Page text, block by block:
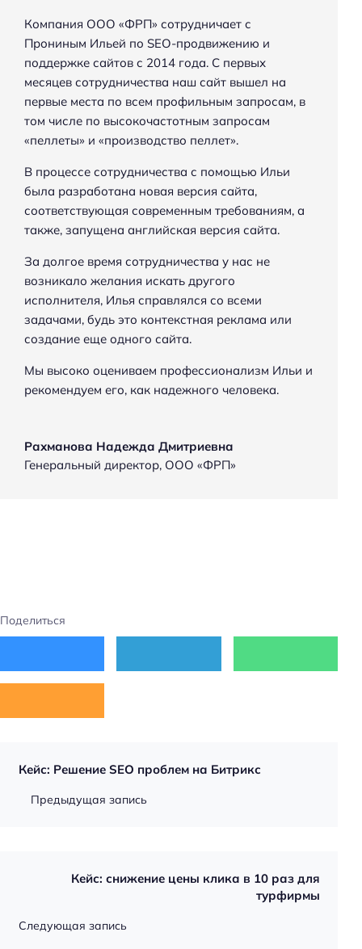
Компания ООО «ФРП» сотрудничает с
Прониным Ильей по SEO-продвижению и
поддержке сайтов с 2014 года. С первых
месяцев сотрудничества наш сайт вышел на
первые места по всем профильным запросам, в
том числе по высокочастотным запросам
«пеллеты» и «производство пеллет».
В процессе сотрудничества с помощью Ильи
была разработана новая версия сайта,
соответствующая современным требованиям, а
также, запущена английская версия сайта.
За долгое время сотрудничества у нас не
возникало желания искать другого
исполнителя, Илья справлялся со всеми
задачами, будь это контекстная реклама или
создание еще одного сайта.
Мы высоко оцениваем профессионализм Ильи и
рекомендуем его, как надежного человека.
Рахманова Надежда Дмитриевна
Генеральный директор, ООО «ФРП»
Поделиться
Кейс: Решение SEO проблем на Битрикс
Предыдущая запись
Кейс: снижение цены клика в 10 раз для
турфирмы
Следующая запись